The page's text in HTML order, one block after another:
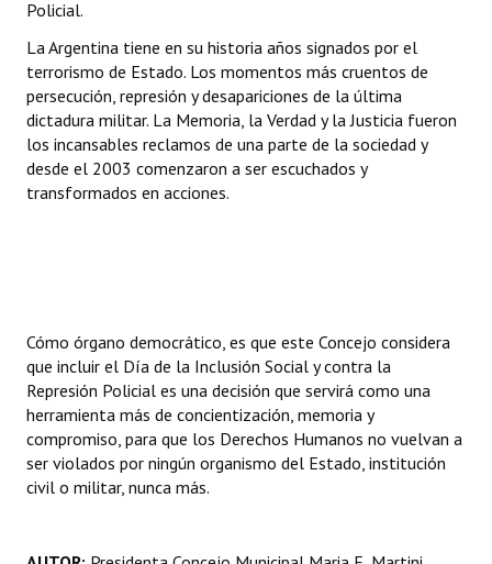
Policial.
La Argentina tiene en su historia años signados por el
terrorismo de Estado. Los momentos más cruentos de
persecución, represión y desapariciones de la última
dictadura militar. La Memoria, la Verdad y la Justicia fueron
los incansables reclamos de una parte de la sociedad y
desde el 2003 comenzaron a ser escuchados y
transformados en acciones.
Cómo órgano democrático, es que este Concejo considera
que incluir el Día de la Inclusión Social y contra la
Represión Policial es una decisión que servirá como una
herramienta más de concientización, memoria y
compromiso, para que los Derechos Humanos no vuelvan a
ser violados por ningún organismo del Estado, institución
civil o militar, nunca más.